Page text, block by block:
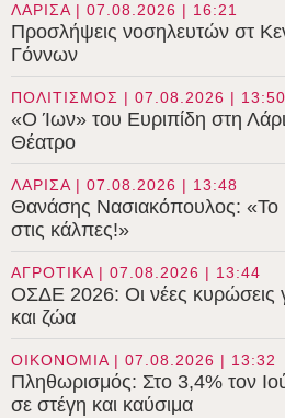
ΛΑΡΙΣΑ | 07.08.2026 | 16:21
Προσλήψεις νοσηλευτών στ
Γόννων
ΠΟΛΙΤΙΣΜΟΣ | 07.08.2026 | 13:50
«Ο Ίων» του Ευριπίδη στη
Θέατρο
ΛΑΡΙΣΑ | 07.08.2026 | 13:48
Θανάσης Νασιακόπουλος: «Το
στις κάλπες!»
ΑΓΡΟΤΙΚΑ | 07.08.2026 | 13:44
ΟΣΔΕ 2026: Οι νέες κυρώσεις
και ζώα
ΟΙΚΟΝΟΜΙΑ | 07.08.2026 | 13:32
Πληθωρισμός: Στο 3,4% τον
σε στέγη και καύσιμα